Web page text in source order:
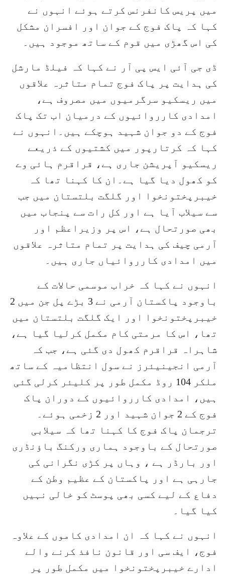
میں پریس کانفرنس کرتے ہوئے انہوں نے
کہا کہ پاک فوج کے جوان اور افسران مشکل
کی اس گھڑی میں قوم کے ساتھ موجود ہیں۔
ڈی جی آئی ایس پی آر نے کہا کہ فیلڈ مارشل
کی ہدایت پر پاک فوج تمام متاثرہ علاقوں
میں ریسکیو سرگرمیوں میں مصروف ہے،
امدادی کارروائیوں کے درمیان اب تک پاک
فوج کے دو جوان شہید ہوچکے ہیں۔انہوں نے
کہا کہ کرتارپور میں کشتیوں کے ذریعے
ریسکیو آپریشن جاری ہے، قراقرم ہائی وے
کو کھول دیا گیا ہے۔ان کا کہنا تھا کہ
خیبرپختونخوا اور گلگت بلتستان میں جب
سے سیلاب آیا ہے اور کل رات سے پنجاب میں
بھی صورتحال ہے، اس پر وزیراعظم اور
آرمی چیف کی ہدایت پر تمام متاثرہ علاقوں
میں امدادی کارروائیاں جاری ہیں۔
انہوں نے کہا کہ خراب موسمی حالات کے
باوجود پاکستان آرمی نے 3 بڑے پل جن میں 2
خیبرپختونخوا اور ایک گلگت بلتستان میں
تھا، اس کا مرمتی کام مکمل کرلیا گیا ہے،
شاہراہ قراقرم کھول دی گئی ہے، جب کہ
آرمی انجینیئرز نے سول انتظامیہ کے ساتھ
ملکر 104 روڈ مکمل طور پر کلیئر کرلی گئی
ہیں، امدادی کارروائیوں کے دوران پاک
فوج کے 2 جوان شہید اور 2 زخمی ہوئے۔
ترجمان پاک فوج کا کہنا تھا کہ سیلابی
صورتحال کے باوجود ہماری ورکنگ باؤنڈری
اور بارڈر ہے ، وہاں پر کڑی نگرانی کی
جارہی ہے اور پاکستان کے عظیم وطن کے
دفاع کے لیے کسی بھی پوسٹ کو خالی نہیں
کیا گیا۔
انہوں نے کہا کہ ان امدادی کاموں کے علاوہ
فوج، ایف سی اور قانون نافذ کرنے والے
ادارے خیبرپختونخوا میں مکمل طور پر